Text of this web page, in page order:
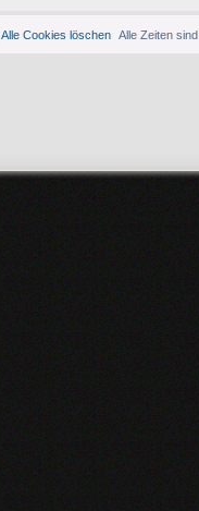
Alle Zeiten sind
Alle Cookies löschen